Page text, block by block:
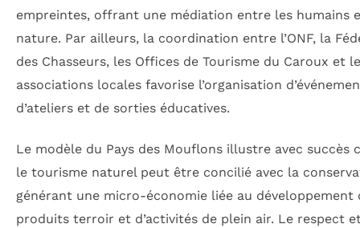
empreintes, offrant une médiation entre les humains
nature. Par ailleurs, la coordination entre l’ONF, la
des Chasseurs, les Offices de Tourisme du Caroux et
associations locales favorise l’organisation
d’ateliers et de sorties éducatives.
Le modèle du Pays des Mouflons illustre avec succès
le tourisme naturel peut être concilié avec la
générant une micro-économie liée au développement
produits terroir et d’activités de plein air. Le respect